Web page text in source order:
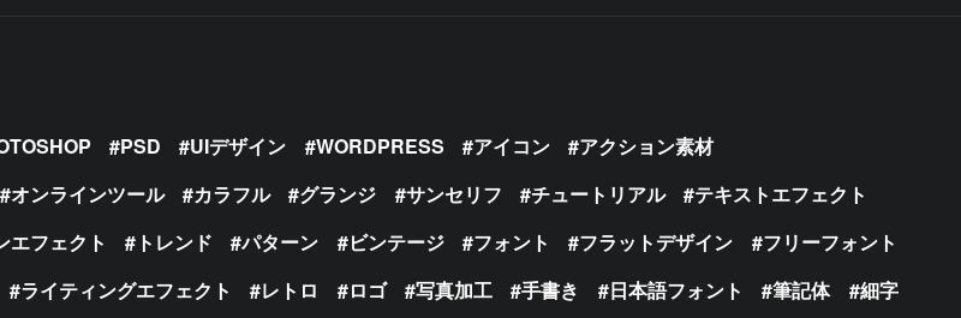
PSD UIデザイン WORDPRESS アイコン
アクション素材
オンラインツール カラフル グランジ サンセリフ チュートリアル
テキストエフェクト
エフェクト トレンド パターン ビンテージ フォント フラットデザイン
フリーフォント
ライティングエフェクト レトロ ロゴ 写真加工 手書き 日本語フォント 筆記体
細字